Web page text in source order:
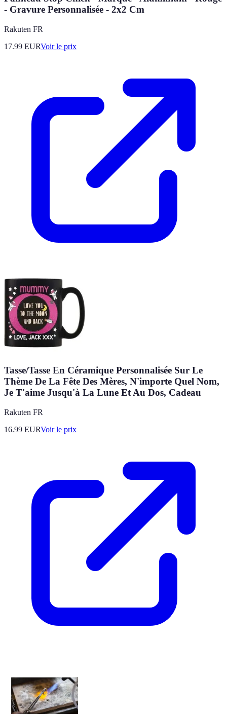
- Gravure Personnalisée - 2x2 Cm
Rakuten FR
17.99 EURVoir le prix
Tasse/Tasse En Céramique Personnalisée Sur Le
Thème De La Fête Des Mères, N'importe Quel Nom,
Je T'aime Jusqu'à La Lune Et Au Dos, Cadeau
Rakuten FR
16.99 EURVoir le prix